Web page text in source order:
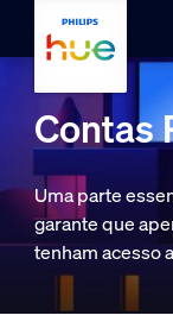
Contas
Uma parte
garante que
tenham acesso